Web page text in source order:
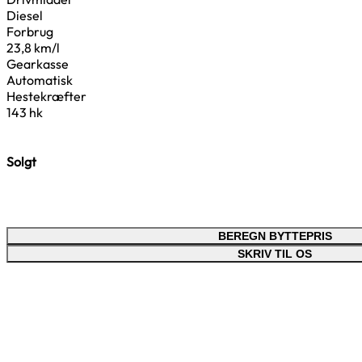
Diesel
Forbrug
23,8 km/l
Gearkasse
Automatisk
Hestekræfter
143 hk
Solgt
BEREGN BYTTEPRIS
SKRIV TIL OS